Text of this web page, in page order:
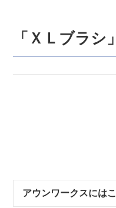
「ＸＬブラシ
アウンワークスには